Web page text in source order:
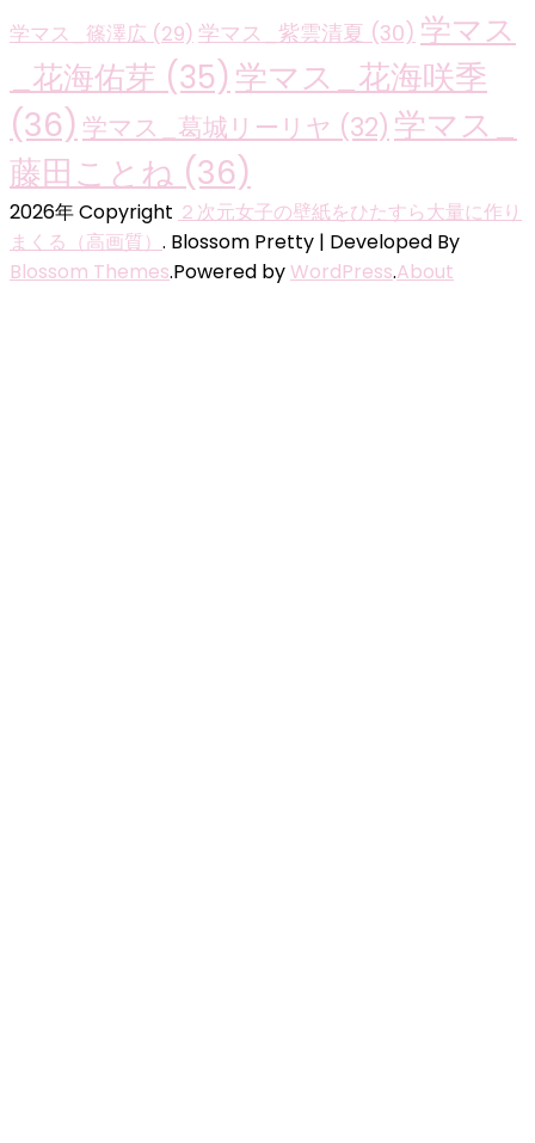
学マス_篠澤広 (29) 学マス_紫雲清夏 (30) 学マス
_花海佑芽 (35) 学マス_花海咲季
(36) 学マス_葛城リーリヤ (32) 学マス_
藤田ことね (36)
2026年 Copyright ２次元女子の壁紙をひたすら大量に作り
まくる（高画質） . Blossom Pretty | Developed By
Blossom Themes.Powered byWordPress.About